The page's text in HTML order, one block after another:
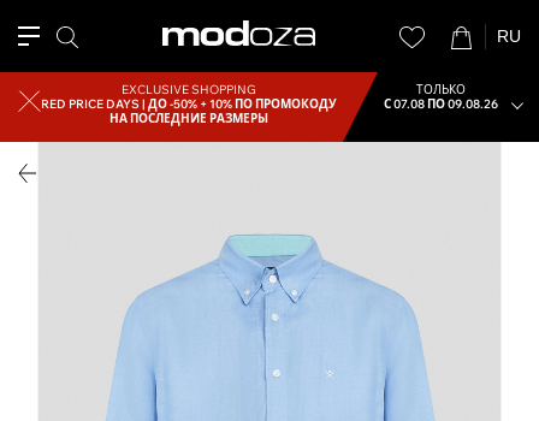
RU
EXCLUSIVE SHOPPING
RED PRICE DAYS |ДО -50% + 10% ПО ПРОМОКОДУ
НА ПОСЛЕДНИЕ РАЗМЕРЫ
ТОЛЬКО
С 07.08 ПО 09.08.26